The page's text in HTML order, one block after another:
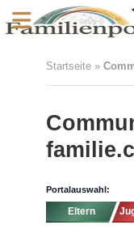
Startseite»
Portalauswahl:
Eltern